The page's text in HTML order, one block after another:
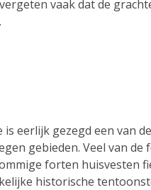
vaak dat de
is eerlijk gezegd een van
gebieden. Veel van
forten huisvesten
historische